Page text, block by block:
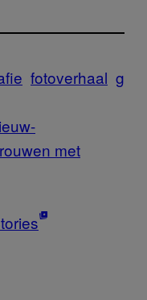
fotoverhaal g
met